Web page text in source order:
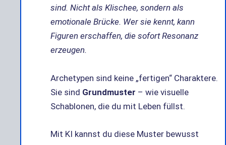
sind. Nicht als Klischee, sondern als
emotionale Brücke. Wer sie kennt, kann
Figuren erschaffen, die sofort Resonanz
erzeugen.
Archetypen sind keine „fertigen“ Charaktere.
Sie sind Grundmuster – wie visuelle
Schablonen, die du mit Leben füllst.
Mit KI kannst du diese Muster bewusst